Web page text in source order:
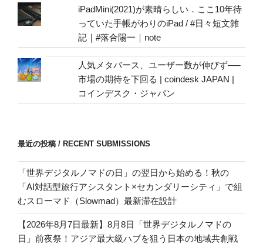
iPadMini(2021)が素晴らしい．ここ10年待
っていた手帳がわりのiPad / #日々短文雑
記｜#落合陽一｜note
人気メタバース、ユーザー数が伸びず──
市場の期待を下回る | coindesk JAPAN |
コインデスク・ジャパン
最近の投稿 / RECENT SUBMISSIONS
「世界デジタルノマドの日」の翌日から始める！秋の
「AI対話型旅行アシスタント×セカンダリーシティ」で組
むスローマド（Slowmad）最新滞在設計
【2026年8月7日最新】8月8日「世界デジタルノマドの
日」前夜祭！アジア最大級ハブを狙う日本の地域共創戦